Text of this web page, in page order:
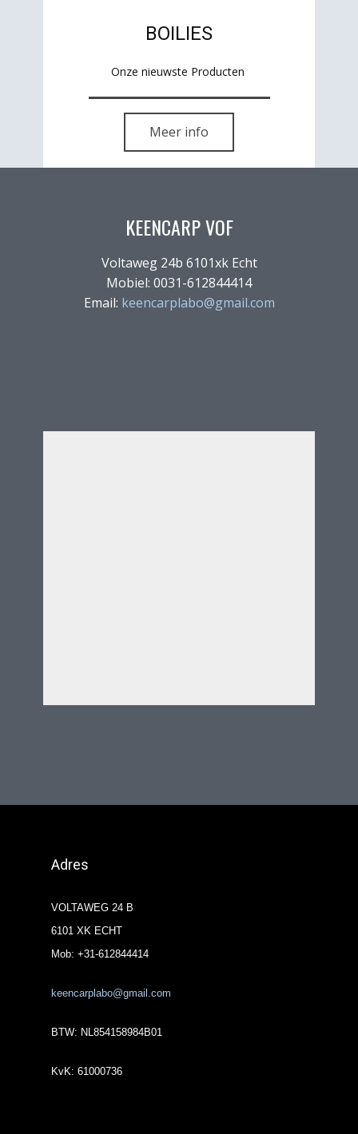
BOILIES
Onze nieuwste Producten
Meer info
KEENCARP VOF
Voltaweg 24b 6101xk Echt
Mobiel: 0031-612844414
Email: keencarplabo@gmail.com
Adres
VOLTAWEG 24 B
6101 XK ECHT
Mob: +31-612844414
keencarplabo@gmail.com
BTW: NL854158984B01
KvK: 61000736